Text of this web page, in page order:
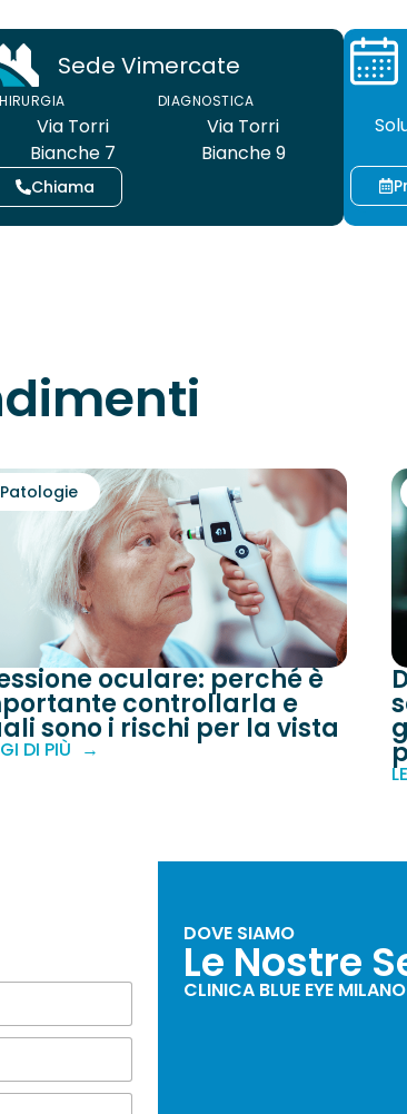
Sede Vimercate
Via Torri
Bianche 7
DIAGNOSTICA
Via Torri
Bianche 9
Chiama
oculare: perché è
controllarla e
sono i rischi per la vista
Patologie
DI PIÙ
DOVE SIAMO
Le Nostre
CLINICA BLUE EYE MILANO